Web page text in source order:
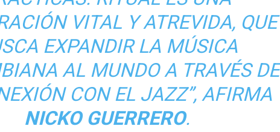
VITAL Y ATREVIDA, QUE
EXPANDIR LA MÚSICA
AL MUNDO A TRAVÉS DE
CON EL JAZZ”, AFIRMA
NICKO GUERRERO.